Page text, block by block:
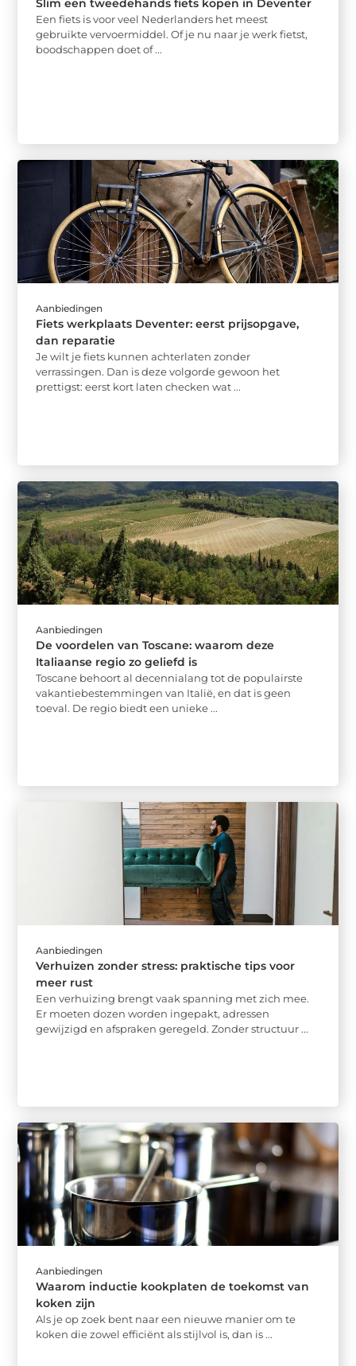
Slim een tweedehands fiets kopen in Deventer
Een fiets is voor veel Nederlanders het meest
gebruikte vervoermiddel. Of je nu naar je werk fietst,
boodschappen doet of ...
Aanbiedingen
Fiets werkplaats Deventer: eerst prijsopgave,
dan reparatie
Je wilt je fiets kunnen achterlaten zonder
verrassingen. Dan is deze volgorde gewoon het
prettigst: eerst kort laten checken wat ...
Aanbiedingen
De voordelen van Toscane: waarom deze
Italiaanse regio zo geliefd is
Toscane behoort al decennialang tot de populairste
vakantiebestemmingen van Italië, en dat is geen
toeval. De regio biedt een unieke ...
Aanbiedingen
Verhuizen zonder stress: praktische tips voor
meer rust
Een verhuizing brengt vaak spanning met zich mee.
Er moeten dozen worden ingepakt, adressen
gewijzigd en afspraken geregeld. Zonder structuur ...
Aanbiedingen
Waarom inductie kookplaten de toekomst van
koken zijn
Als je op zoek bent naar een nieuwe manier om te
koken die zowel efficiënt als stijlvol is, dan is ...